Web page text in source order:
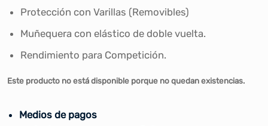
Protección con Varillas (Removibles)
Muñequera con elástico de doble vuelta.
Rendimiento para Competición.
Este producto no está disponible porque no quedan existencias.
Medios de pagos